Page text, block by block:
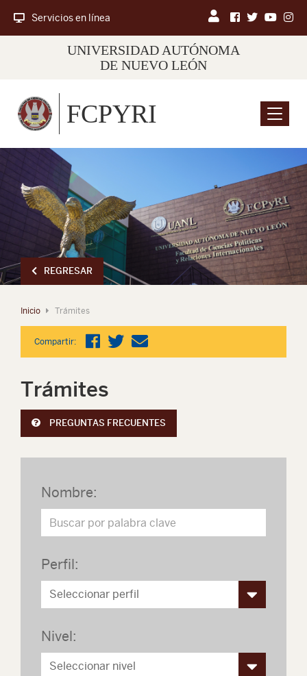
Servicios en línea
UNIVERSIDAD AUTÓNOMA
DE NUEVO LEÓN
Menu
FCPYRI
REGRESAR
Inicio Trámites
Compartir:
Trámites
PREGUNTAS FRECUENTES
Nombre:
Perfil:
Nivel: